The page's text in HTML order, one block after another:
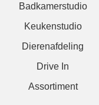
Badkamerstudio
Keukenstudio
Dierenafdeling
Drive In
Assortiment